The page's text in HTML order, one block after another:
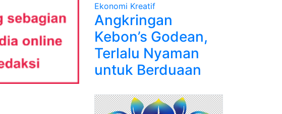
Ekonomi Kreatif
Angkringan
Kebon’s Godean,
Terlalu Nyaman
untuk Berduaan